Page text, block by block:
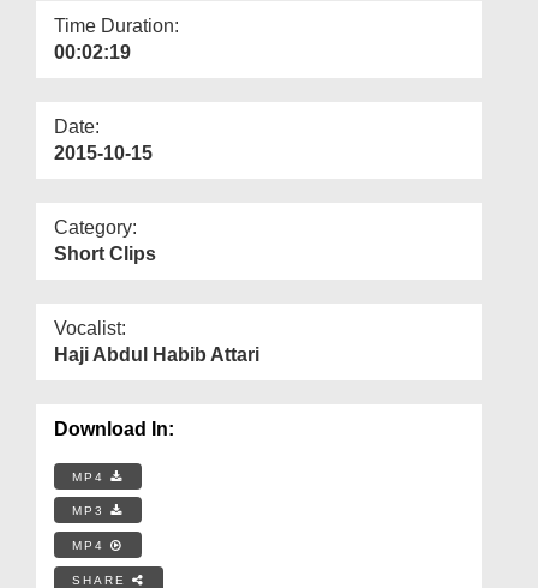
Time Duration:
00:02:19
Date:
2015-10-15
Category:
Short Clips
Vocalist:
Haji Abdul Habib Attari
Download In:
MP4
MP3
MP4
SHARE